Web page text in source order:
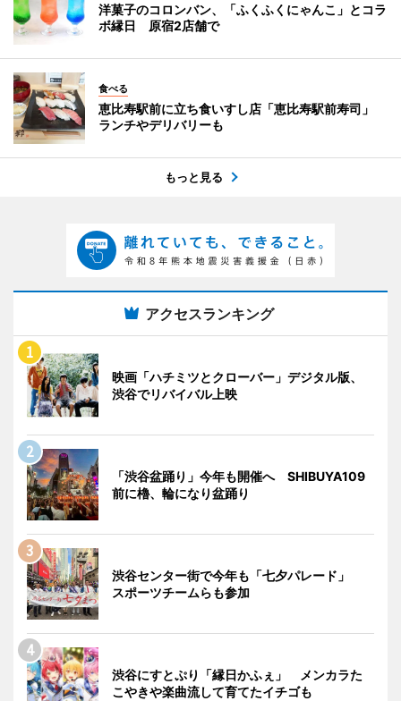
洋菓子のコロンバン、「ふくふくにゃんこ」とコラ
ボ縁日 原宿2店舗で
食べる
恵比寿駅前に立ち食いすし店「恵比寿駅前寿司」
ランチやデリバリーも
もっと見る
アクセスランキング
映画「ハチミツとクローバー」デジタル版、
渋谷でリバイバル上映
「渋谷盆踊り」今年も開催へ SHIBUYA109
前に櫓、輪になり盆踊り
渋谷センター街で今年も「七夕パレード」
スポーツチームらも参加
渋谷にすとぷり「縁日かふぇ」 メンカラた
こやきや楽曲流して育てたイチゴも